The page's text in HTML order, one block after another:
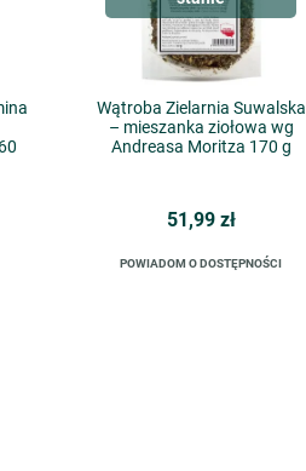
Wątroba Zielarnia Suwalska
– mieszanka ziołowa wg
Andreasa Moritza 170 g
51,99 zł
POWIADOM O DOSTĘPNOŚCI